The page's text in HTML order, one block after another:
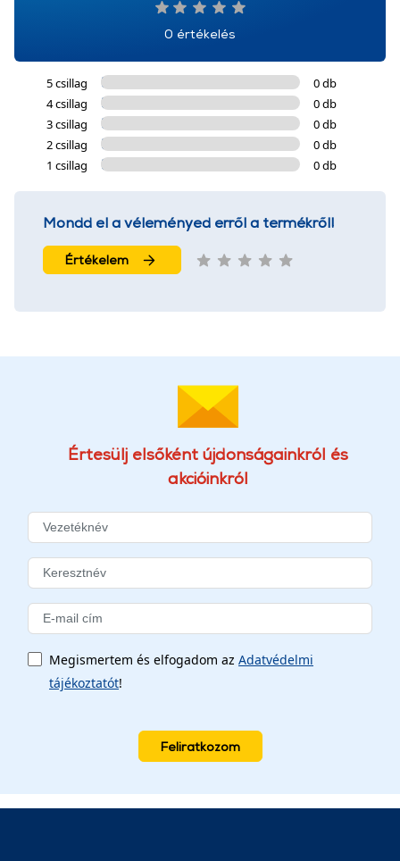
0 értékelés
5 csillag
0 db
4 csillag
0 db
3 csillag
0 db
2 csillag
0 db
1 csillag
0 db
Mondd el a véleményed erről a termékről!
Értékelem
Értesülj elsőként újdonságainkról és
akcióinkról
Megismertem és elfogadom az Adatvédelmi
tájékoztatót!
Feliratkozom